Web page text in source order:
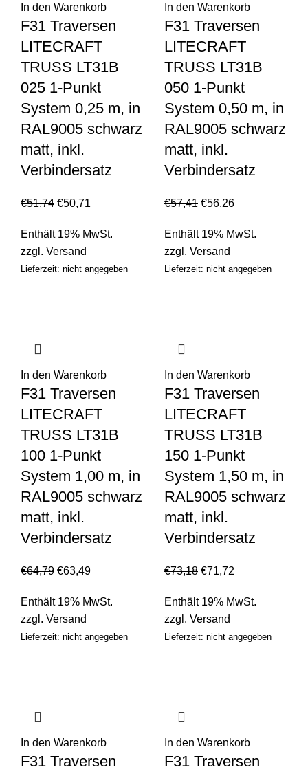
In den Warenkorb
F31 Traversen
LITECRAFT
TRUSS LT31B
025 1-Punkt
System 0,25 m, in
RAL9005 schwarz
matt, inkl.
Verbindersatz
€51,74 €50,71
Enthält 19% MwSt.
zzgl. Versand
Lieferzeit: nicht angegeben
In den Warenkorb
F31 Traversen
LITECRAFT
TRUSS LT31B
050 1-Punkt
System 0,50 m, in
RAL9005 schwarz
matt, inkl.
Verbindersatz
€57,41 €56,26
Enthält 19% MwSt.
zzgl. Versand
Lieferzeit: nicht angegeben
In den Warenkorb
F31 Traversen
LITECRAFT
TRUSS LT31B
100 1-Punkt
System 1,00 m, in
RAL9005 schwarz
matt, inkl.
Verbindersatz
€64,79 €63,49
Enthält 19% MwSt.
zzgl. Versand
Lieferzeit: nicht angegeben
In den Warenkorb
F31 Traversen
LITECRAFT
TRUSS LT31B
150 1-Punkt
System 1,50 m, in
RAL9005 schwarz
matt, inkl.
Verbindersatz
€73,18 €71,72
Enthält 19% MwSt.
zzgl. Versand
Lieferzeit: nicht angegeben
In den Warenkorb
F31 Traversen
In den Warenkorb
F31 Traversen